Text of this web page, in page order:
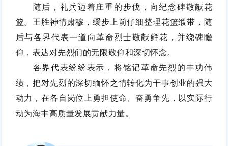
随后，礼兵迈着庄重的步伐，向纪念碑敬献花
篮。王胜神情肃穆，缓步上前仔细整理花篮缎带，随
后与各界代表一道向革命烈士敬献鲜花，并绕碑瞻
仰，表达对先烈们的无限敬仰和深切怀念。
各界代表纷纷表示，将铭记革命先烈的丰功伟
绩，把对先烈的深切缅怀之情转化为干事创业的强大
动力，在各自岗位上勇担使命、奋勇争先，以实际行
动为海丰高质量发展贡献力量。